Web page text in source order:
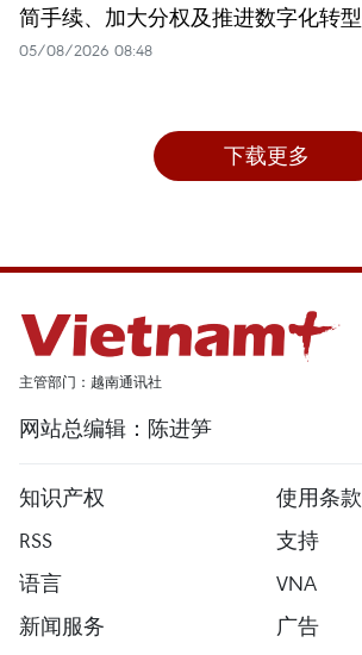
简手续、加大分权及推进数字化转型
05/08/2026 08:48
下载更多
主管部门：越南通讯社
网站总编辑：陈进笋
知识产权
使用条款
RSS
支持
语言
VNA
新闻服务
广告